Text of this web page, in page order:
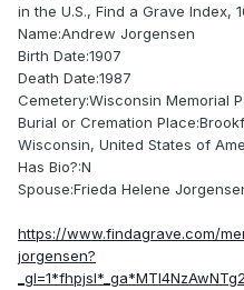
in the U.S., Find a Grave Index,
Name:Andrew Jorgensen
Birth Date:1907
Death Date:1987
Cemetery:Wisconsin Memorial
Burial or Cremation
Wisconsin, United States of
Has Bio?:N
Spouse:Frieda Helene
https://www.findagrave.com/
jorgensen?